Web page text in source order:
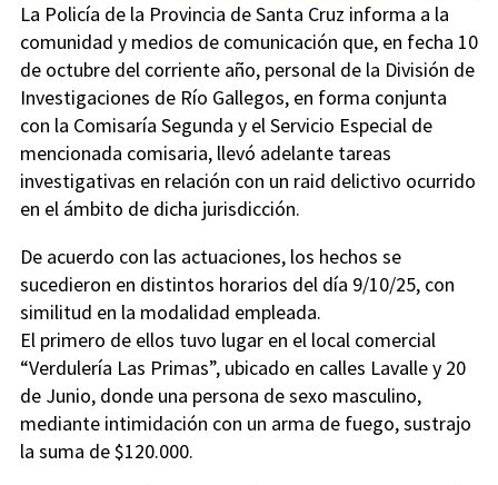
La Policía de la Provincia de Santa Cruz informa a la
comunidad y medios de comunicación que, en fecha 10
de octubre del corriente año, personal de la División de
Investigaciones de Río Gallegos, en forma conjunta
con la Comisaría Segunda y el Servicio Especial de
mencionada comisaria, llevó adelante tareas
investigativas en relación con un raid delictivo ocurrido
en el ámbito de dicha jurisdicción.
De acuerdo con las actuaciones, los hechos se
sucedieron en distintos horarios del día 9/10/25, con
similitud en la modalidad empleada.
El primero de ellos tuvo lugar en el local comercial
“Verdulería Las Primas”, ubicado en calles Lavalle y 20
de Junio, donde una persona de sexo masculino,
mediante intimidación con un arma de fuego, sustrajo
la suma de $120.000.